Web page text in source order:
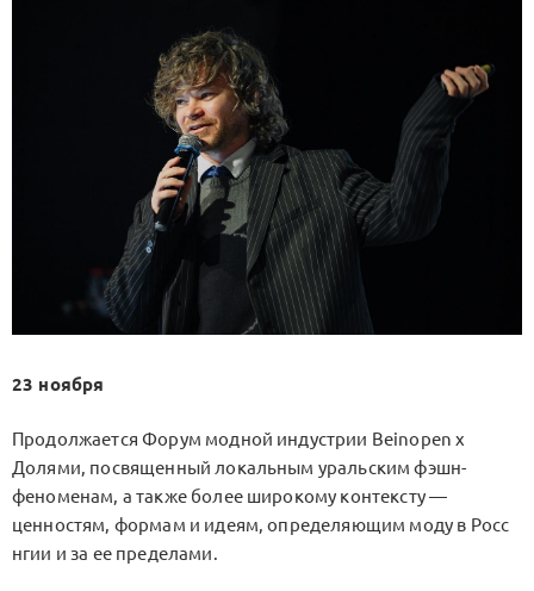
23 ноября
Продолжается Форум модной индустрии Beinopen х
Долями, посвященный локальным уральским фэшн-
феноменам, а также более широкому контексту —
ценностям, формам и идеям, определяющим моду в Росс
нгии и за ее пределами.